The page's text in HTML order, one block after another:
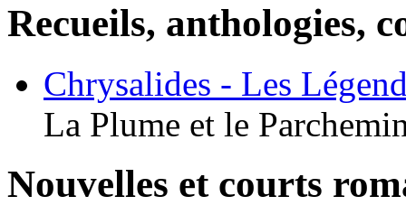
Recueils, anthologies,
Chrysalides - Les
La Plume et le
Nouvelles et courts